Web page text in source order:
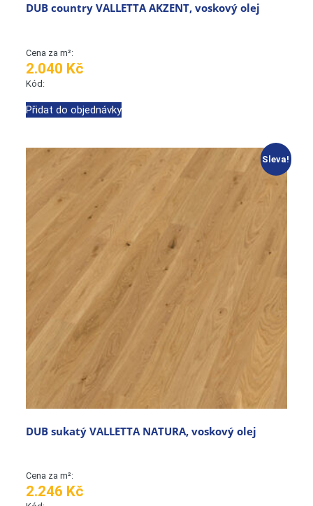
DUB country VALLETTA AKZENT, voskový olej
Cena za m²:
2.040 Kč
Kód:
Přidat do objednávky
Sleva!
DUB sukatý VALLETTA NATURA, voskový olej
Cena za m²:
2.246 Kč